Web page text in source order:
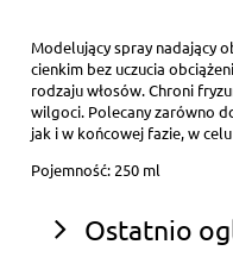
Modelujący spray nadający
cienkim bez uczucia
rodzaju włosów. Chroni
wilgoci. Polecany zarówno
jak i w końcowej fazie, w
Pojemność: 250 ml
Ostatnio